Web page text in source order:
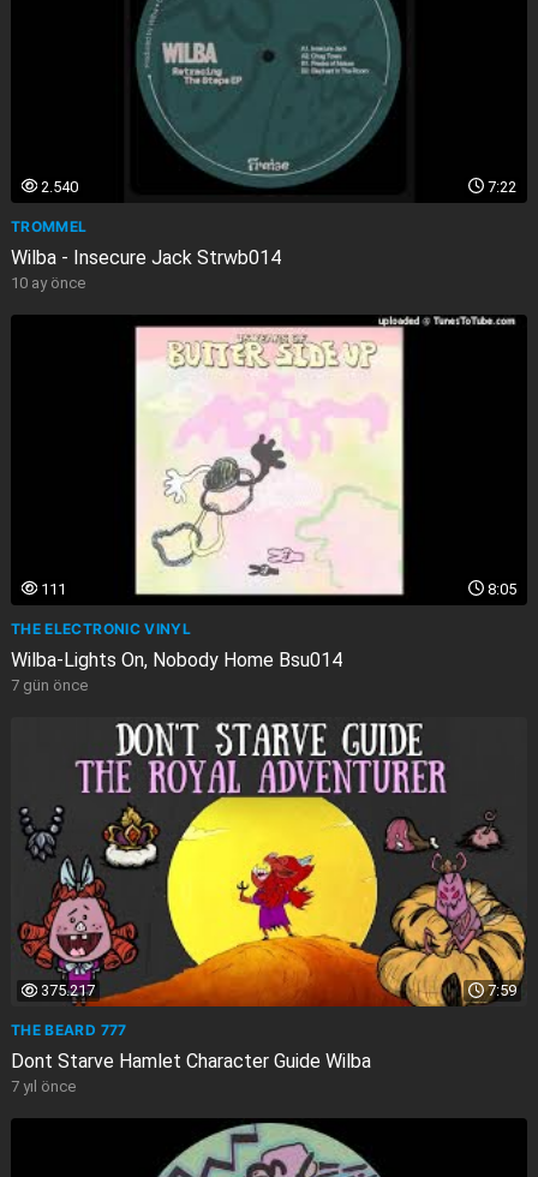
7:22
2.540
TROMMEL
Wilba - Insecure Jack Strwb014
10 ay önce
8:05
111
THE ELECTRONIC VINYL
Wilba-Lights On, Nobody Home Bsu014
7 gün önce
7:59
375.217
THE BEARD 777
Dont Starve Hamlet Character Guide Wilba
7 yıl önce